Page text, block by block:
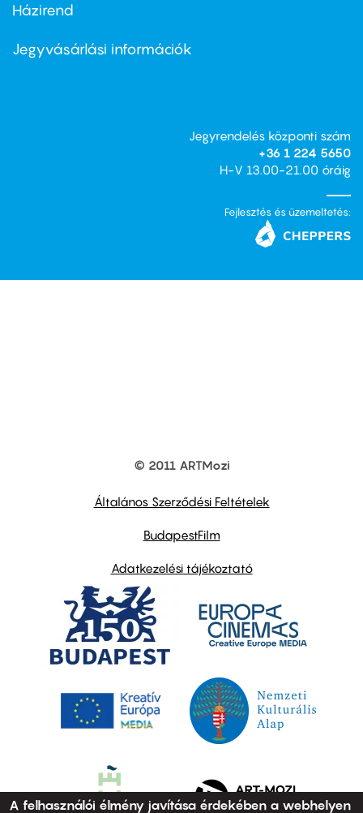
Footer
second
Házirend
Jegyvásárlási információk
Jegyrendelés központi szám
+36 1 224 5650
H-V 13.00-21.00 óráig
Fejlesztés és üzemeltetés:
© 2011 ARTMozi
Általános Szerződési Feltételek
BudapestFilm
Adatkezelési tájékoztató
A felhasználói élmény javítása érdekében a webhelyen